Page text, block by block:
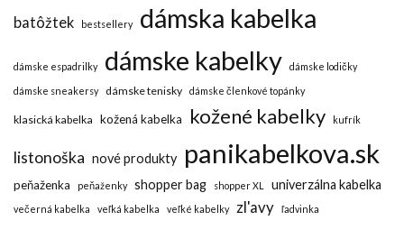
batôžtek bestsellery dámska kabelka
dámske espadrilky dámske kabelky dámske lodičky
dámske sneakersy dámske tenisky dámske členkové topánky
klasická kabelka kožená kabelka kožené kabelky kufrík
listonoška nové produkty panikabelkova.sk
peňaženka peňaženky shopper bag shopper XL univerzálna kabelka
večerná kabelka veľká kabelka veľké kabelky zl'avy ľadvinka